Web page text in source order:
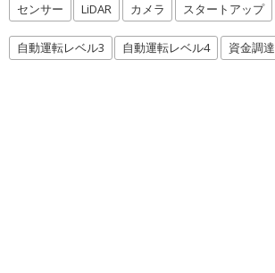
センサー LiDAR カメラ スタートアップ
自動運転レベル3 自動運転レベル4 資金調達